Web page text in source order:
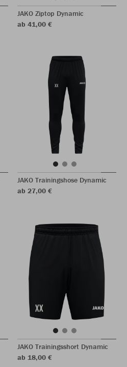
JAKO Ziptop Dynamic
ab 41,00 €
JAKO Trainingshose Dynamic
ab 27,00 €
JAKO Trainingsshort Dynamic
ab 18,00 €